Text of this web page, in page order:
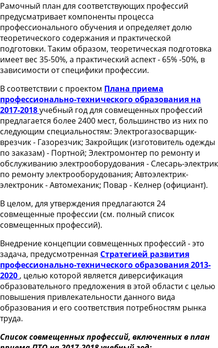
Рамочный план для соответствующих профессий
предусматривает компоненты процесса
профессионального обучения и определяет долю
теоретического содержания и практической
подготовки. Таким образом, теоретическая подготовка
имеет вес 35-50%, а практический аспект - 65% -50%, в
зависимости от специфики профессии.
В соответствии с проектом Плана приема
профессионально-технического образования на
2017-2018учебный год для совмещенных профессий
предлагается более 2400 мест, большинство из них по
следующим специальностям: Электрогазосварщик-
врезчик - Газорезчик; Закройщик (изготовитель одежды
по заказам) - Портной; Электромонтер по ремонту и
обслуживанию электрооборудования - Слесарь-электрик
по ремонту электрооборудования; Автоэлектрик-
электроник - Автомеханик; Повар - Келнер (официант).
В целом, для утверждения предлагаются 24
совмещенные профессии (см. полный список
совмещенных профессий).
Внедрение концепции совмещенных профессий - это
задача, предусмотренная Стратегией развития
профессионально-технического образования 2013-
2020 , целью которой является диверсификация
образовательного предложения в этой области с целью
повышения привлекательности данного вида
образования и его соответствия потребностям рынка
труда.
Список совмещенных профессий, включенных в план